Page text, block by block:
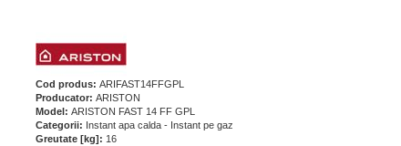
Cod produs: ARIFAST14FFGPL
Producator: ARISTON
Model: ARISTON FAST 14 FF GPL
Categorii: Instant apa calda - Instant pe gaz
Greutate [kg]: 16